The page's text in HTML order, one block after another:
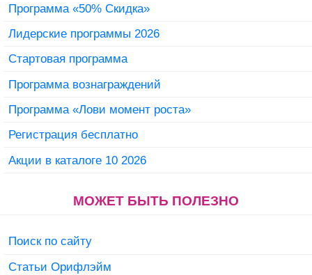
Программа «50% Скидка»
Лидерские программы 2026
Стартовая программа
Программа вознаграждений
Программа «Лови момент роста»
Регистрация бесплатно
Акции в каталоге 10 2026
МОЖЕТ БЫТЬ ПОЛЕЗНО
Поиск по сайту
Статьи Орифлэйм